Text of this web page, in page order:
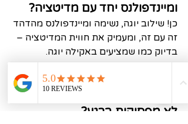
ומיינדפולנס יחד עם מדיטציה?
כן! שילוב יוגה, נשימה ומיינדפולנס מהדהד
זה עם זה, ומעמיק את חווית המדיטציה –
בדיוק כמו שמציעים באקילה יוגה.
5. מה קורה אם המחשבות שלי
לא מפסיקות ברגע?